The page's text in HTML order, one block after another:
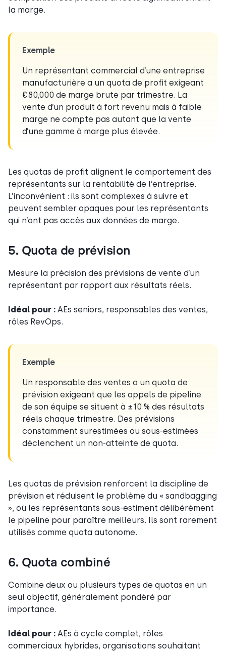
la marge.
Exemple
Un représentant commercial d’une entreprise
manufacturière a un quota de profit exigeant
€80,000 de marge brute par trimestre. La
vente d’un produit à fort revenu mais à faible
marge ne compte pas autant que la vente
d’une gamme à marge plus élevée.
Les quotas de profit alignent le comportement des
représentants sur la rentabilité de l’entreprise.
L’inconvénient : ils sont complexes à suivre et
peuvent sembler opaques pour les représentants
qui n’ont pas accès aux données de marge.
5. Quota de prévision
Mesure la précision des prévisions de vente d’un
représentant par rapport aux résultats réels.
Idéal pour : AEs seniors, responsables des ventes,
rôles RevOps.
Exemple
Un responsable des ventes a un quota de
prévision exigeant que les appels de pipeline
de son équipe se situent à ±10 % des résultats
réels chaque trimestre. Des prévisions
constamment surestimées ou sous-estimées
déclenchent un non-atteinte de quota.
Les quotas de prévision renforcent la discipline de
prévision et réduisent le problème du « sandbagging
», où les représentants sous-estiment délibérément
le pipeline pour paraître meilleurs. Ils sont rarement
utilisés comme quota autonome.
6. Quota combiné
Combine deux ou plusieurs types de quotas en un
seul objectif, généralement pondéré par
importance.
Idéal pour : AEs à cycle complet, rôles
commerciaux hybrides, organisations souhaitant